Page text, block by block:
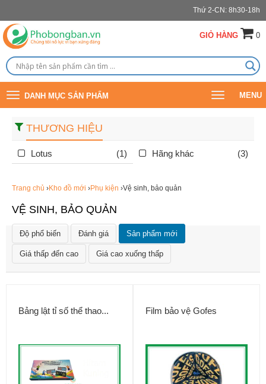
Thứ 2-CN: 8h30-18h
GIỎ HÀNG 0
Toggle
navigation
DANH MỤC SẢN PHẨM
Toggle
navigation
MENU
THƯƠNG HIỆU
Lotus (1) Hãng khác (3)
Trang chủ ›Kho đồ mới ›Phụ kiện ›Vệ sinh, bảo quản
VỆ SINH, BẢO QUẢN
Độ phổ biến Đánh giá Sản phẩm mới
Giá thấp đến cao Giá cao xuống thấp
Bảng lật tỉ số thể thao... Film bảo vệ Gofes